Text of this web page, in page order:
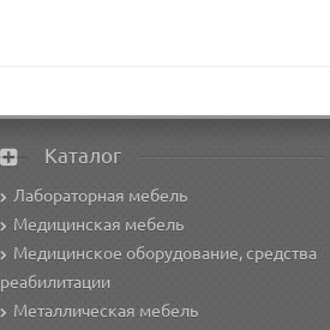
Каталог
Лабораторная мебель
Медицинская мебель
Медицинское оборудование, средства
реабилитации
Металлическая мебель